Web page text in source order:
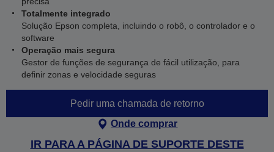
Totalmente integrado
Solução Epson completa, incluindo o robô, o controlador e o
software
Operação mais segura
Gestor de funções de segurança de fácil utilização, para
definir zonas e velocidade seguras
Pedir uma chamada de retorno
Onde comprar
IR PARA A PÁGINA DE SUPORTE DESTE